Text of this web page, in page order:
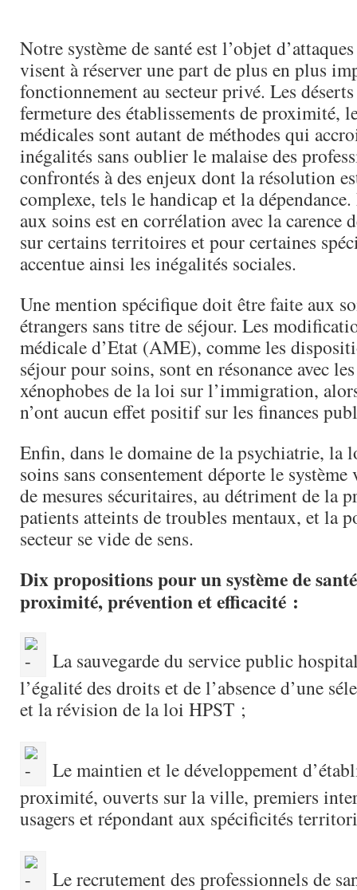
Notre système de santé est l’objet
visent à réserver une part de plus en plus
fonctionnement au secteur privé. Les
fermeture des établissements de proximité,
médicales sont autant de méthodes qui
inégalités sans oublier le malaise des
confrontés à des enjeux dont la résolution
complexe, tels le handicap et la
aux soins est en corrélation avec la carence
sur certains territoires et pour certaines
accentue ainsi les inégalités sociales.
Une mention spécifique doit être faite aux
étrangers sans titre de séjour. Les
médicale d’Etat (AME), comme les
séjour pour soins, sont en résonance avec
xénophobes de la loi sur l’immigration,
n’ont aucun effet positif sur les finances
Enfin, dans le domaine de la psychiatrie, la
soins sans consentement déporte le
de mesures sécuritaires, au détriment de la
patients atteints de troubles mentaux, et la
secteur se vide de sens.
Dix propositions pour un système de
proximité, prévention et efficacité :
La sauvegarde du service public
l’égalité des droits et de l’absence d’une
et la révision de la loi HPST ;
Le maintien et le développement
proximité, ouverts sur la ville, premiers
usagers et répondant aux spécificités
Le recrutement des professionnels de